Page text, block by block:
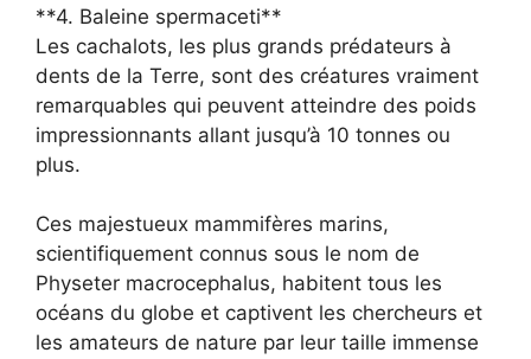
**4. Baleine spermaceti**
Les cachalots, les plus grands prédateurs à
dents de la Terre, sont des créatures vraiment
remarquables qui peuvent atteindre des poids
impressionnants allant jusqu’à 10 tonnes ou
plus.
Ces majestueux mammifères marins,
scientifiquement connus sous le nom de
Physeter macrocephalus, habitent tous les
océans du globe et captivent les chercheurs et
les amateurs de nature par leur taille immense